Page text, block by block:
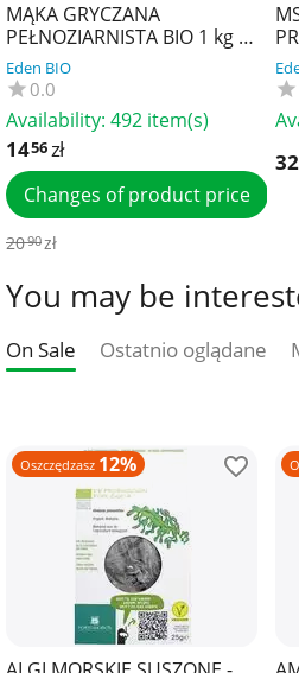
MĄKA GRYCZANA
PEŁNOZIARNISTA BIO 1 kg -
BIO PLANET
Eden BIO
0.0
Availability: 492 item(s)
1456zł
Changes of product price
2090zł
32
You may be
On Sale Ostatnio oglądane
Oszczędzasz 12%